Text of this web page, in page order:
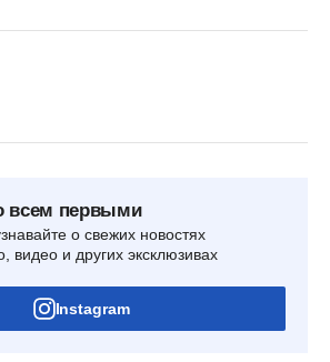
всем первыми
о свежих новостях
видео и других эксклюзивах
Instagram